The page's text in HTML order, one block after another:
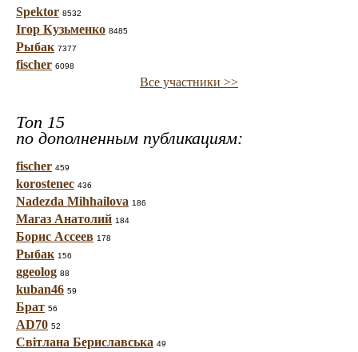
Spektor 8532
Ігор Кузьменко 8485
Рыбак 7377
fischer 6098
Все участники >>
Топ 15
по дополненным публикациям:
fischer 459
korostenec 436
Nadezda Mihhailova 186
Магаз Анатолий 184
Борис Ассеев 178
Рыбак 156
ggeolog 88
kuban46 59
Брат 56
AD70 52
Світлана Бериславська 49